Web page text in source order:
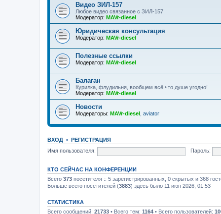
Видео ЗИЛ-157
Любое видео связанное с ЗИЛ-157
Модератор: MAVr-diesel
Юридическая консультация
Модератор: MAVr-diesel
Полезные ссылки
Модератор: MAVr-diesel
Балаган
Курилка, флудильня, вообщем всё что душе угодно!
Модератор: MAVr-diesel
Новости
Модераторы: MAVr-diesel aviator
ВХОД • РЕГИСТРАЦИЯ
Имя пользователя:
Пароль:
КТО СЕЙЧАС НА КОНФЕРЕНЦИИ
Всего 373 посетителя :: 5 зарегистрированных, 0 скрытых и 368
Больше всего посетителей (3883) здесь было 11 июн 2026, 01:53
СТАТИСТИКА
Всего сообщений: 21733 • Всего тем: 1164 • Всего пользователей: